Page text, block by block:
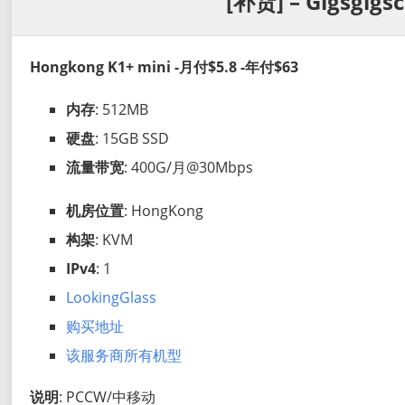
Hongkong K1+ mini -月付$5.8 -年付$63
内存: 512MB
硬盘: 15GB SSD
流量带宽: 400G/月@30Mbps
机房位置: HongKong
构架: KVM
IPv4: 1
LookingGlass
购买地址
该服务商所有机型
说明: PCCW/中移动